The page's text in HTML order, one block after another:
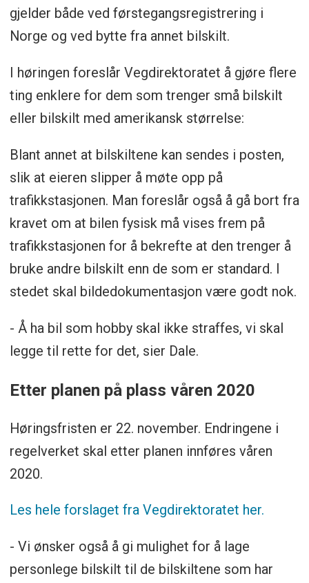
gjelder både ved førstegangsregistrering i
Norge og ved bytte fra annet bilskilt.
I høringen foreslår Vegdirektoratet å gjøre flere
ting enklere for dem som trenger små bilskilt
eller bilskilt med amerikansk størrelse:
Blant annet at bilskiltene kan sendes i posten,
slik at eieren slipper å møte opp på
trafikkstasjonen. Man foreslår også å gå bort fra
kravet om at bilen fysisk må vises frem på
trafikkstasjonen for å bekrefte at den trenger å
bruke andre bilskilt enn de som er standard. I
stedet skal bildedokumentasjon være godt nok.
- Å ha bil som hobby skal ikke straffes, vi skal
legge til rette for det, sier Dale.
Etter planen på plass våren 2020
Høringsfristen er 22. november. Endringene i
regelverket skal etter planen innføres våren
2020.
Les hele forslaget fra Vegdirektoratet her.
- Vi ønsker også å gi mulighet for å lage
personlege bilskilt til de bilskiltene som har